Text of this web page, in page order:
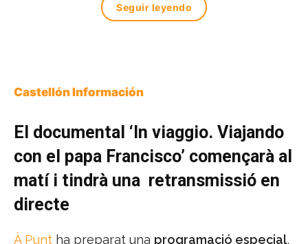
Seguir leyendo
Castellón Información
El documental ‘In viaggio. Viajando
con el papa Francisco’ començarà al
matí i tindrà una retransmissió en
directe
À Punt ha preparat una programació especial,